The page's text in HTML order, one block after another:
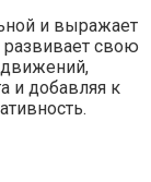
и выражает
свою
и добавляя к